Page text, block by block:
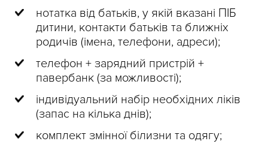
нотатка від батьків, у якій вказані ПІБ
дитини, контакти батьків та ближніх
родичів (імена, телефони, адреси);
телефон + зарядний пристрій +
павербанк (за можливості);
індивідуальний набір необхідних ліків
(запас на кілька днів);
комплект змінної білизни та одягу;